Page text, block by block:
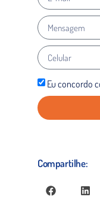
Eu concordo
Compartilhe: